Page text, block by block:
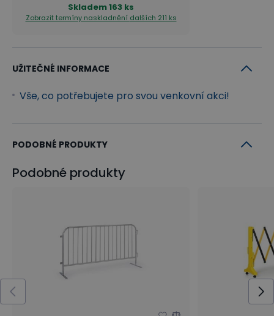
Skladem163 ks
Zobrazit termíny naskladnění dalších 211 ks
UŽITEČNÉ INFORMACE
Vše, co potřebujete pro svou venkovní akci!
PODOBNÉ PRODUKTY
Podobné produkty